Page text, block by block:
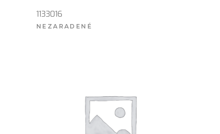
1133016
NEZARADENÉ